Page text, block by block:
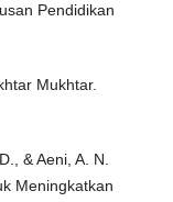
Pendidikan
Mukhtar.
& Aeni, A. N.
Meningkatkan